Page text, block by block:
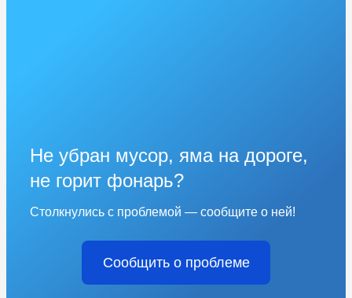
Не убран мусор, яма на дороге,
не горит фонарь?
Столкнулись с проблемой — сообщите о ней!
Сообщить о проблеме